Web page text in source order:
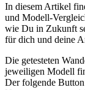
In diesem Artikel
und Modell-
wie Du in Zukunft
für dich und deine
Die getesteten
jeweiligen Modell
Der folgende